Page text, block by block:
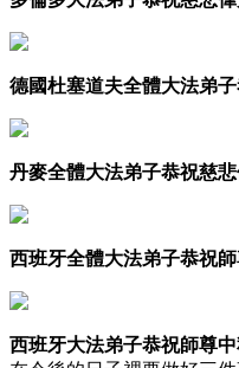
德國杜塞道夫全體大法弟
丹麥全體大法弟子恭祝慈
西班牙全體大法弟子恭祝
西班牙大法弟子恭祝師尊中